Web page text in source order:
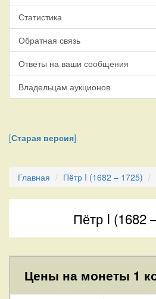
Статистика
Обратная связь
Ответы на ваши сообщения
Владельцам аукционов
[Старая версия]
Главная Пётр I (1682 – 1725)
Пётр I (1682
Цены на монеты 1